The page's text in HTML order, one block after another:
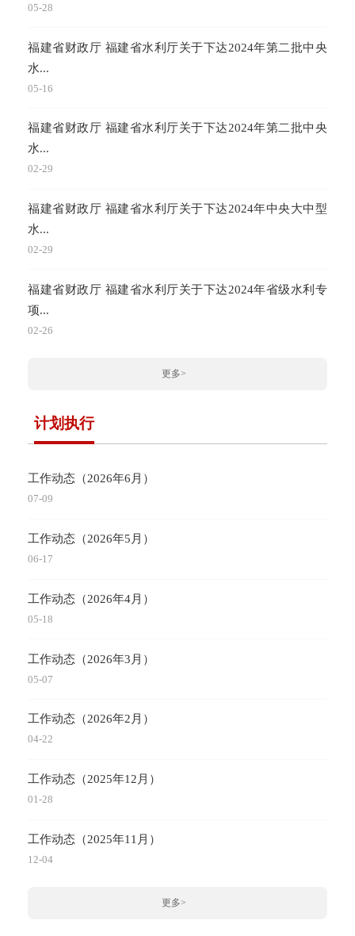
05-28
福建省财政厅 福建省水利厅关于下达2024年第二批中央
水...
05-16
福建省财政厅 福建省水利厅关于下达2024年第二批中央
水...
02-29
福建省财政厅 福建省水利厅关于下达2024年中央大中型
水...
02-29
福建省财政厅 福建省水利厅关于下达2024年省级水利专
项...
02-26
更多>
计划执行
工作动态（2026年6月）
07-09
工作动态（2026年5月）
06-17
工作动态（2026年4月）
05-18
工作动态（2026年3月）
05-07
工作动态（2026年2月）
04-22
工作动态（2025年12月）
01-28
工作动态（2025年11月）
12-04
更多>